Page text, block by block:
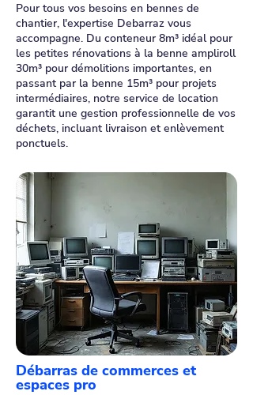
Pour tous vos besoins en bennes de
chantier, l'expertise Debarraz vous
accompagne. Du conteneur 8m³ idéal pour
les petites rénovations à la benne ampliroll
30m³ pour démolitions importantes, en
passant par la benne 15m³ pour projets
intermédiaires, notre service de location
garantit une gestion professionnelle de vos
déchets, incluant livraison et enlèvement
ponctuels.
Débarras de commerces et
espaces pro